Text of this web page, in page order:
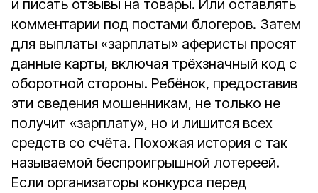
и писать отзывы на товары. Или оставлять
комментарии под постами блогеров. Затем
для выплаты «зарплаты» аферисты просят
данные карты, включая трёхзначный код с
оборотной стороны. Ребёнок, предоставив
эти сведения мошенникам, не только не
получит «зарплату», но и лишится всех
средств со счёта. Похожая история с так
называемой беспроигрышной лотереей.
Если организаторы конкурса перед